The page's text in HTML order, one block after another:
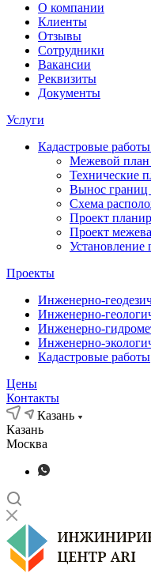
О компании
Клиенты
Отзывы
Сотрудники
Вакансии
Реквизиты
Документы
Услуги
Кадастровые работы
Межевой план
Технические
Вынос границ
Схема
Проект
Проект
Установление
Проекты
Инженерно-
Инженерно-
Инженерно-
Инженерно-
Кадастровые работы
Цены
Контакты
Казань
Казань
Москва